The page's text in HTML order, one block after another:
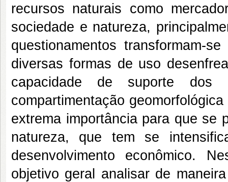
recursos naturais como
sociedade e natureza,
questionamentos transformam-
diversas formas de uso
capacidade de suporte
compartimentação
extrema importância para que se
natureza, que tem se
desenvolvimento econômico.
objetivo geral analisar de